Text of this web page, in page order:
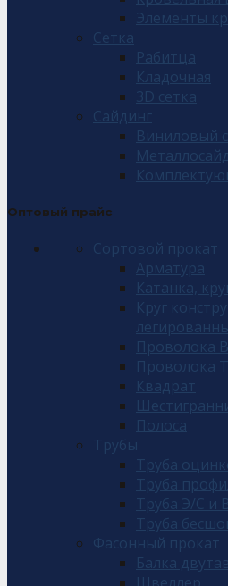
Элементы
Сетка
Рабитца
Кладочная
3D сетка
Сайдинг
Виниловый
Оптовый прайс
Сортовой прокат
Арматура
Катанка,
Круг
Проволока
Проволока
Квадрат
Полоса
Трубы
Труба
Труба
Труба Э/С и
Труба
Фасонный прокат
Балка